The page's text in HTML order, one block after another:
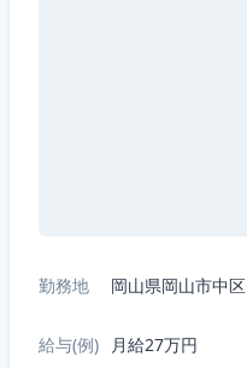
勤務地 岡山県岡山市中区
給与(例) 月給27万円